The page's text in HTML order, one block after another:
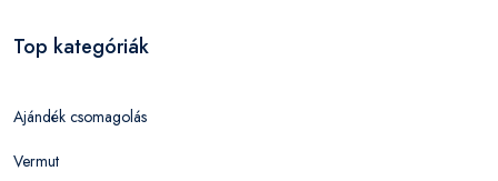
Top kategóriák
Ajándék csomagolás
Vermut